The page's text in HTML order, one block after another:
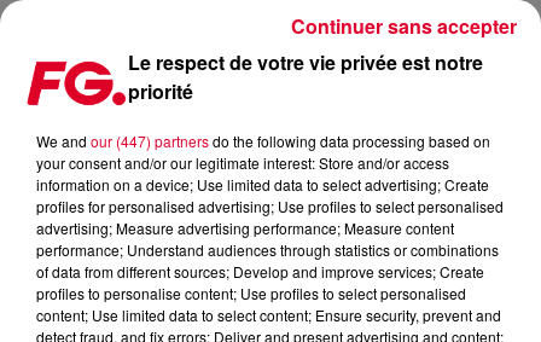
MAINSTAGE : ABOVE AND BEYOND
Le respect de votre vie privée est notre
priorité
We and our (447) partnersdo the following data processing based on
your consent and/or our legitimate interest: Store and/or access
information on a device; Use limited data to select advertising; Create
profiles for personalised advertising; Use profiles to select personalised
advertising; Measure advertising performance; Measure content
performance; Understand audiences through statistics or combinations
of data from different sources; Develop and improve services; Create
profiles to personalise content; Use profiles to select personalised
content; Use limited data to select content; Ensure security, prevent and
detect fraud, and fix errors; Deliver and present advertising and content;
Continuer sans accepter